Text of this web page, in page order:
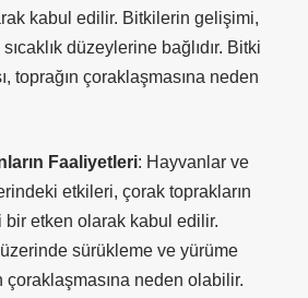
kabul edilir. Bitkilerin gelişimi,
düzeylerine bağlıdır. Bitki
toprağın çoraklaşmasına neden
Faaliyetleri: Hayvanlar ve
etkileri, çorak toprakların
etken olarak kabul edilir.
sürükleme ve yürüme
çoraklaşmasına neden olabilir.